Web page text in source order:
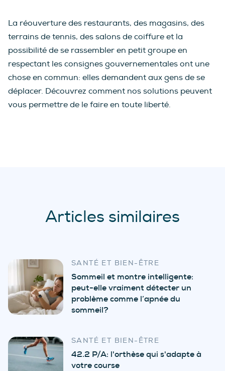
La réouverture des restaurants, des magasins, des
terrains de tennis, des salons de coiffure et la
possibilité de se rassembler en petit groupe en
respectant les consignes gouvernementales ont une
chose en commun: elles demandent aux gens de se
déplacer. Découvrez comment nos solutions peuvent
vous permettre de le faire en toute liberté.
Articles similaires
SANTÉ ET BIEN-ÊTRE
Sommeil et montre intelligente:
peut-elle vraiment détecter un
problème comme l’apnée du
sommeil?
SANTÉ ET BIEN-ÊTRE
42.2 P/A: l'orthèse qui s'adapte à
votre course